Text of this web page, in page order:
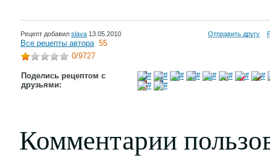
Рецепт добавил slava 13.05.2010 Отправить другу
Все рецепты автора 55
0/9727
Поделись рецептом с
друзьями:
Комментарии